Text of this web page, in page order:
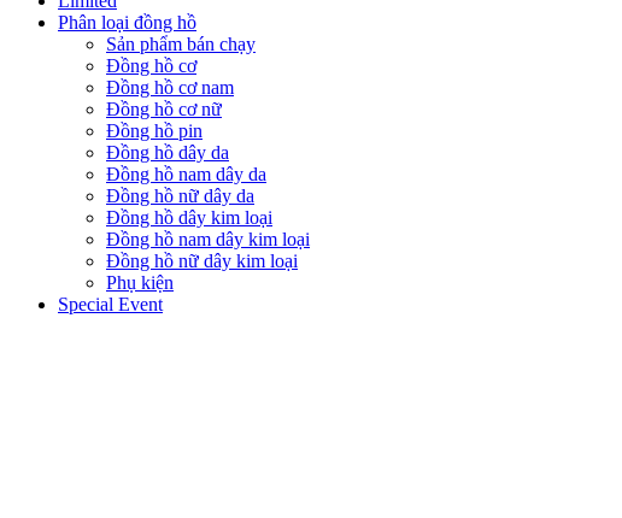
Phân loại đồng hồ
Sản phẩm bán chạy
Đồng hồ cơ
Đồng hồ cơ nam
Đồng hồ cơ nữ
Đồng hồ pin
Đồng hồ dây da
Đồng hồ nam dây da
Đồng hồ nữ dây da
Đồng hồ dây kim loại
Đồng hồ nam dây kim loại
Đồng hồ nữ dây kim loại
Phụ kiện
Special Event